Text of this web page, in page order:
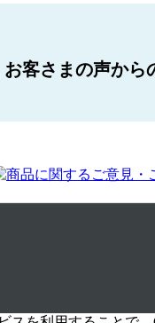
お客さまの声から